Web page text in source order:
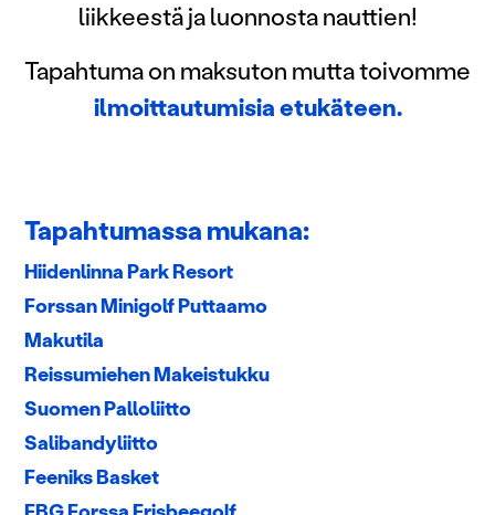
liikkeestä ja luonnosta nauttien!
Tapahtuma on maksuton mutta toivomme
ilmoittautumisia etukäteen.
Tapahtumassa mukana:
Hiidenlinna Park Resort
Forssan Minigolf Puttaamo
Makutila
Reissumiehen Makeistukku
Suomen Palloliitto
Salibandyliitto
Feeniks Basket